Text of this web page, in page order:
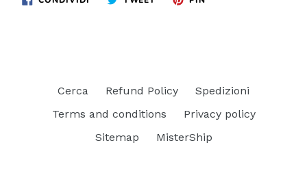
Cerca Refund Policy
Spedizioni
Terms and conditions
Privacy policy
Sitemap
MisterShip